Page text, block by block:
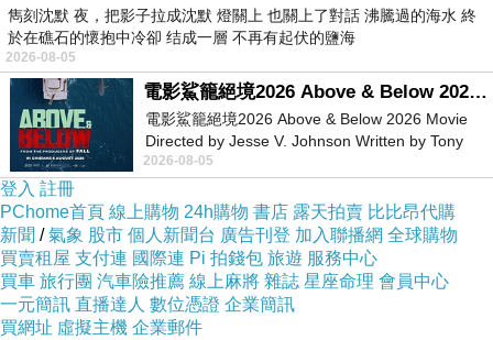
面對所有狗屁倒灶的骯髒事，所有政客的一慣技
倆就是：
一、絕對打死不認帳。
二、有確切證據出現，一概否認，指稱是對手抹
黑。
三、司法判決確定後，只要推說是政治迫害，司
法不公，然後繼續上訴。
四、等到新聞熱度消失，又可以清清白白地高談
闊論。
雋刻沈默 夜，把影子拉成沈默 燈關上 也關上了對話 沸騰過的海水 終
於在礁石的懷抱中冷卻 结成一層 不再有起伏的鹽海
2026-08-05
電影鯊籠絕境2026 Above & Below 2026 Movie
電影鯊籠絕境2026 Above & Below 2026 Movie
Directed by Jesse V. Johnson Written by Tony
Giordano Starring Laura Maran
2026-08-05
登入 註冊
PChome首頁 線上購物 24h購物 書店 露天拍賣 比比昂代購
新聞 /氣象 股市 個人新聞台 廣告刊登 加入聯播網 全球購物
買賣租屋 支付連 國際連 Pi 拍錢包 旅遊 服務中心
買車 旅行團 汽車險推薦 線上麻將 雜誌 星座命理 會員中心
一元簡訊 直播達人 數位憑證 企業簡訊
買網址 虛擬主機 企業郵件